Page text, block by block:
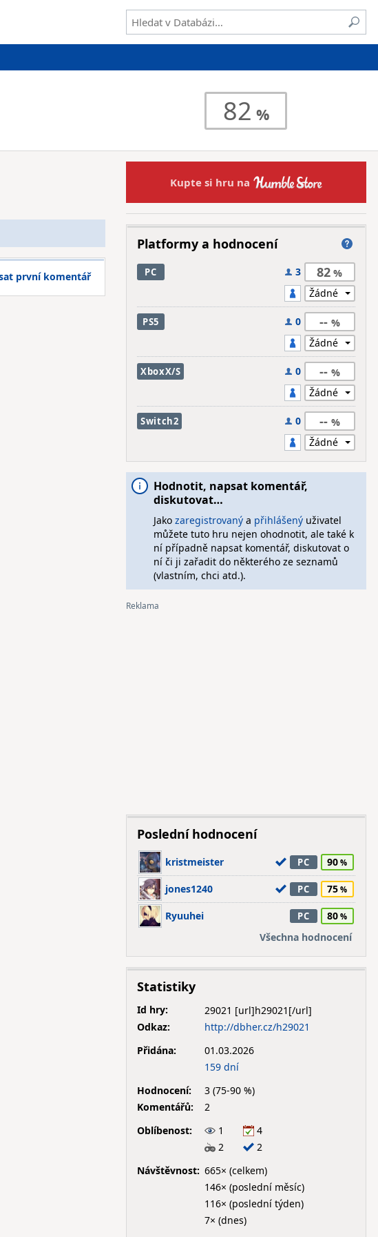
82
první komentář
Kupte si hru na
Platformy a hodnocení
PC 3 82
PS5 0 --
XboxX/S 0 --
Switch2 0 --
Hodnotit, napsat komentář,
diskutovat…
Jako zaregistrovanýa přihlášenýuživatel
můžete tuto hru nejen ohodnotit, ale také k
ní případně napsat komentář, diskutovat o
ní či ji zařadit do některého ze seznamů
(vlastním, chci atd.).
Poslední hodnocení
kristmeister PC 90
jones1240 PC 75
Ryuuhei PC
80
Všechna hodnocení
Statistiky
Id hry:
29021
Odkaz:
http://dbher.cz/h29021
Přidána:
01.03.2026
159 dní
Hodnocení:
3 (75-90 %)
Komentářů:
2
Oblíbenost:
1
4
2
2
Návštěvnost: 665× (celkem)
146× (poslední měsíc)
116× (poslední týden)
7× (dnes)